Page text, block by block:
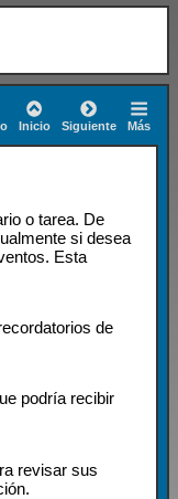
Inicio Siguiente Más
o tarea. De
si desea
Esta
de
podría recibir
revisar sus